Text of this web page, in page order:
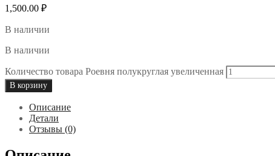
1,500.00 ₽
В наличии
В наличии
Количество товара Роевня полукруглая увеличенная
В корзину
Описание
Детали
Отзывы (0)